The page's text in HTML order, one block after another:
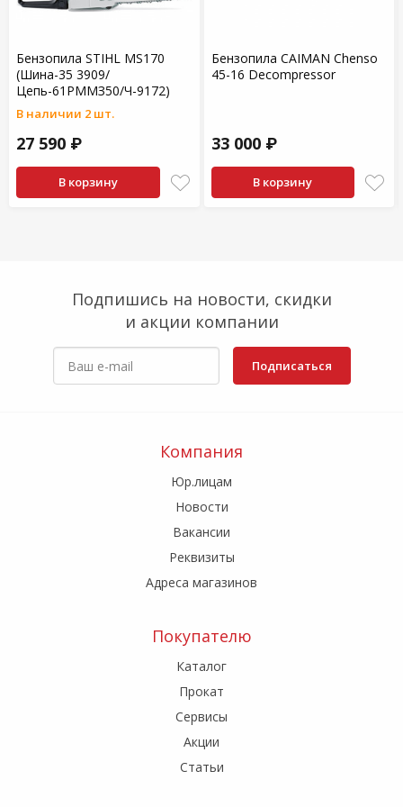
Бензопила STIHL MS170
(Шина-35 3909/
Цепь-61РММЗ50/Ч-9172)
В наличии 2 шт.
27 590 ₽
В корзину
Бензопила CAIMAN Chenso
45-16 Decompressor
33 000 ₽
В корзину
Подпишись на новости, скидки
и акции компании
Подписаться
Компания
Юр.лицам
Новости
Вакансии
Реквизиты
Адреса магазинов
Покупателю
Каталог
Прокат
Сервисы
Акции
Статьи